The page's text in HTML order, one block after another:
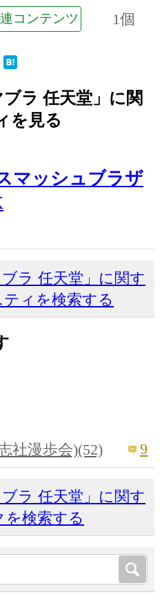
コンテンツ 1個
ブラ 任天堂」に関
を見る
マッシュブラザ
ラ 任天堂」に関す
ィを検索する
社漫歩会)(52) 9
ラ 任天堂」に関す
を検索する